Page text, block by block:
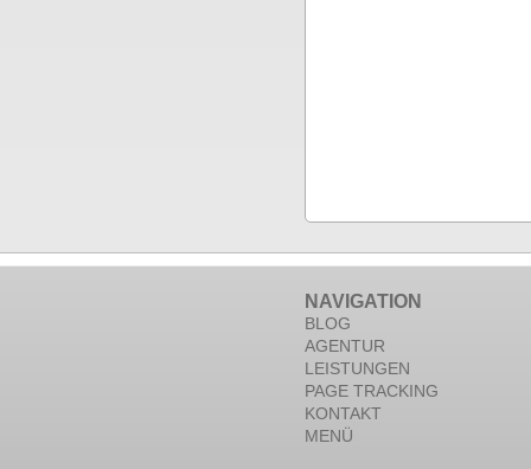
NAVIGATION
BLOG
AGENTUR
LEISTUNGEN
PAGE TRACKING
KONTAKT
MENÜ